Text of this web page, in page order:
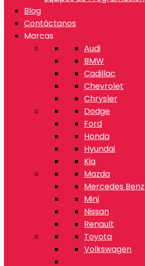
Blog
Contáctanos
Marcas
Audi
BMW
Cadillac
Chevrolet
Chrysler
Dodge
Ford
Honda
Hyundai
Kia
Mazda
Mercedes Benz
Mini
Nissan
Renault
Toyota
Volkswagen